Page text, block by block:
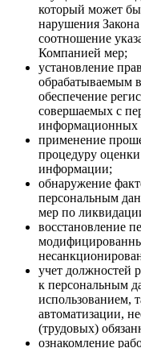
который может
нарушения
соотношение
Компанией мер;
установление
обрабатываемым
обеспечение
совершаемых с
информационных
применение
процедуру
информации;
обнаружение
персональным
мер по
восстановление
учет должностей
к персональным
использованием,
автоматизации,
(трудовых)
ознакомление